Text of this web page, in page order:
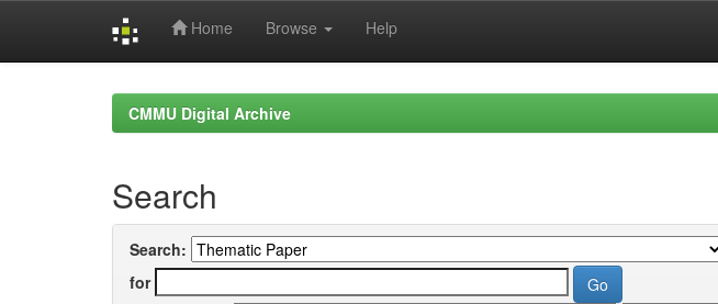
Home Browse Help
CMMU Digital Archive
Search
Search:
for